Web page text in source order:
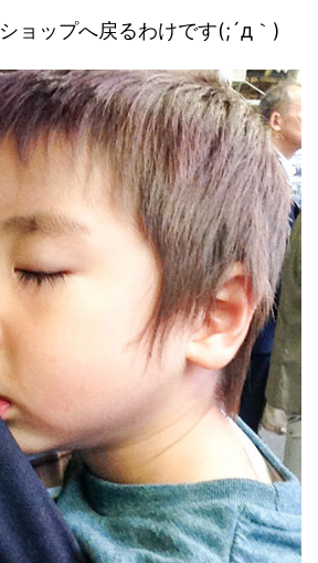
ョップへ戻るわけです(;´д｀)